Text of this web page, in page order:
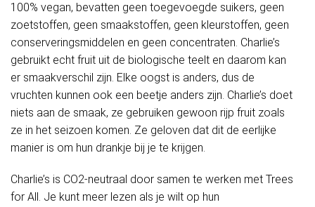
100% vegan, bevatten geen toegevoegde suikers, geen
zoetstoffen, geen smaakstoffen, geen kleurstoffen, geen
conserveringsmiddelen en geen concentraten. Charlie’s
gebruikt echt fruit uit de biologische teelt en daarom kan
er smaakverschil zijn. Elke oogst is anders, dus de
vruchten kunnen ook een beetje anders zijn. Charlie’s doet
niets aan de smaak, ze gebruiken gewoon rijp fruit zoals
ze in het seizoen komen. Ze geloven dat dit de eerlijke
manier is om hun drankje bij je te krijgen.
Charlie’s is CO2-neutraal door samen te werken met Trees
for All. Je kunt meer lezen als je wilt op hun